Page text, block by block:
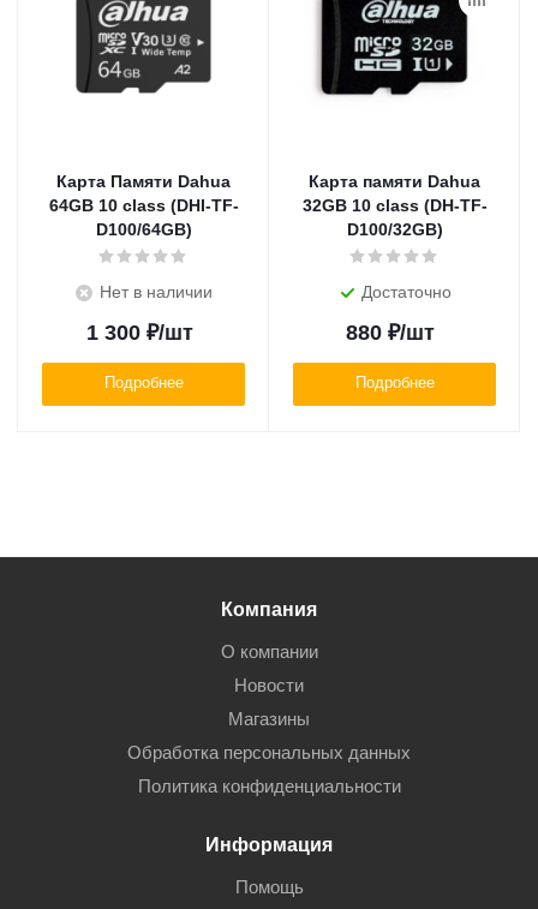
Карта Памяти Dahua
64GB 10 class (DHI-TF-
D100/64GB)
Нет в наличии
1 300₽/шт
Подробнее
Карта памяти Dahua
32GB 10 class (DH-TF-
D100/32GB)
Достаточно
880 ₽/шт
Подробнее
Компания
О компании
Новости
Магазины
Обработка персональных данных
Политика конфиденциальности
Информация
Помощь